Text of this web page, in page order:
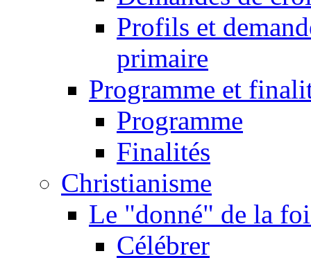
Profils et
primaire
Programme et
Programme
Finalités
Christianisme
Le "donné" de la
Célébrer